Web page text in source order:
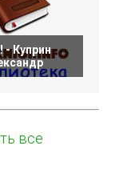
- Куприн
все